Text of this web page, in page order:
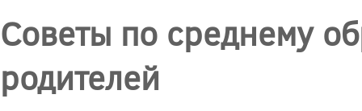
Советы по среднему
родителей